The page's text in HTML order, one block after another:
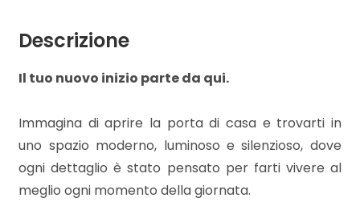
Descrizione
Il tuo nuovo inizio parte da qui.
Immagina di aprire la porta di casa e trovarti in
uno spazio moderno, luminoso e silenzioso, dove
ogni dettaglio è stato pensato per farti vivere al
meglio ogni momento della giornata.
Totale
mq